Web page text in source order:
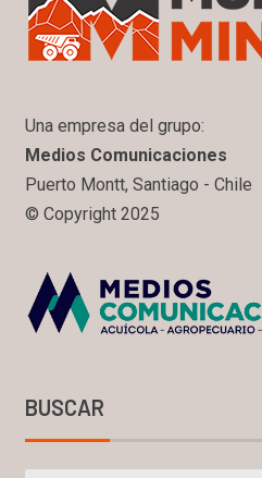
Una empresa del grupo:
Medios Comunicaciones
Puerto Montt, Santiago - Chile
© Copyright 2025
BUSCAR